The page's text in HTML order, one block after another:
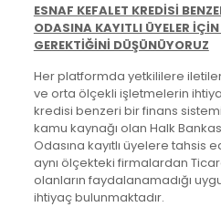
ESNAF KEFALET KREDİSİ
ODASINA KAYITLI ÜYELER
GEREKTİĞİNİ DÜŞÜNÜYORUZ
Her platformda yetkililere
ve orta ölçekli işletmelerin
kredisi benzeri bir finans
kamu kaynağı olan Halk
Odasına kayıtlı üyelere tahsis
aynı ölçekteki firmalardan
olanların faydalanamadığı
ihtiyaç bulunmaktadır.